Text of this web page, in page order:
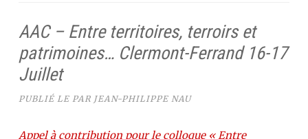
AAC – Entre territoires, terroirs et
patrimoines… Clermont-Ferrand 16-17
Juillet
PUBLIÉ LE PAR JEAN-PHILIPPE NAU
Appel à contribution pour le colloque « Entre